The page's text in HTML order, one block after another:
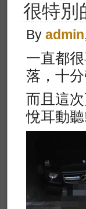
很特別
By admin
一直都
落，十
而且這
悅耳動聽